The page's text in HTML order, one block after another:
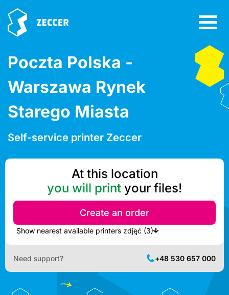
Poczta Polska -
Warszawa Rynek
Starego Miasta
Self-service printer Zeccer
At this location
you will print your files!
Create an order
Show nearest available printers zdjęć (3)
Need support? +48 530 657 000